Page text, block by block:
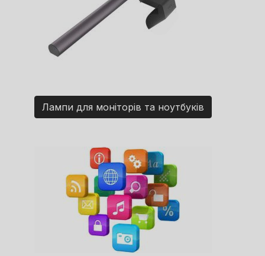
Лампи для моніторів та ноутбуків